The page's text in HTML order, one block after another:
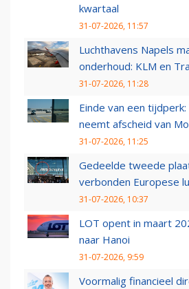
kwartaal
31-07-2026, 11:57
Luchthavens Napels
onderhoud: KLM en
31-07-2026, 11:28
Einde van een
neemt afscheid van
31-07-2026, 11:25
Gedeelde tweede
verbonden Europese
31-07-2026, 10:37
LOT opent in maart
naar Hanoi
31-07-2026, 9:59
Voormalig financieel